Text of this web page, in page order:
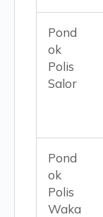
Pond
ok
Polis
Salor
Pond
ok
Polis
Waka